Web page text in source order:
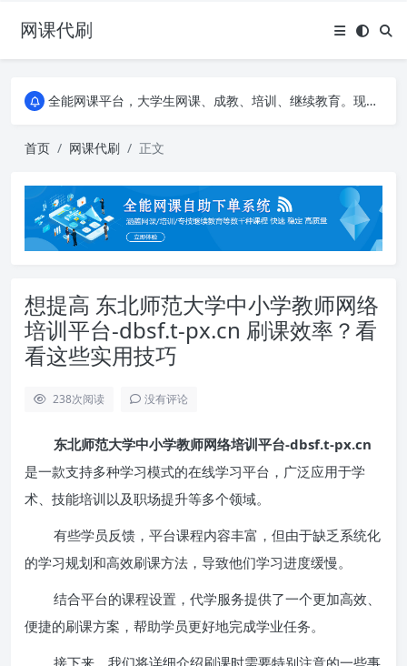
网课代刷
AI论文写作平台，根据真实文献内容生成论文
全能网课平台，大学生网课、成教、培训、继续教育。现已接入代刷代考项目3000+
全能网课平台，大学生网课、成教、培训、继续教育。现已接入代刷代考项目3000+
首页 网课代刷 正文
想提高 东北师范大学中小学教师网络
培训平台-dbsf.t-px.cn 刷课效率？看
看这些实用技巧
238次阅读 没有评论
东北师范大学中小学教师网络培训平台-dbsf.t-px.cn
是一款支持多种学习模式的在线学习平台，广泛应用于学
术、技能培训以及职场提升等多个领域。
有些学员反馈，平台课程内容丰富，但由于缺乏系统化
的学习规划和高效刷课方法，导致他们学习进度缓慢。
结合平台的课程设置，代学服务提供了一个更加高效、
便捷的刷课方案，帮助学员更好地完成学业任务。
接下来，我们将详细介绍刷课时需要特别注意的一些事